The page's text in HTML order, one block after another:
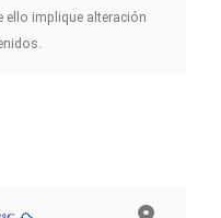
ello implique alteración